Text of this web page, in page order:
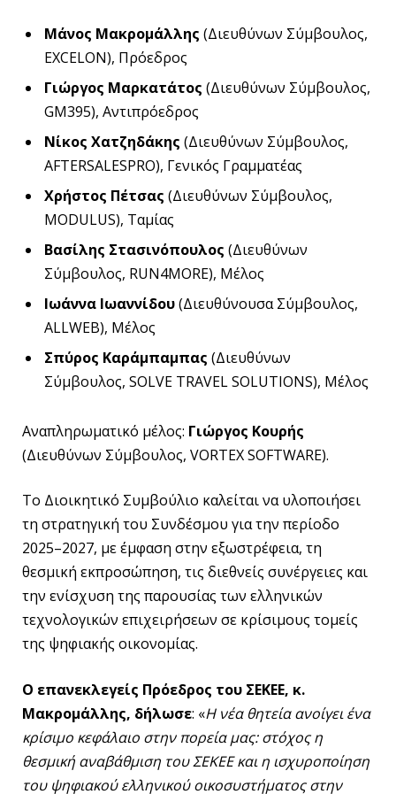
Μάνος Μακρομάλλης (Διευθύνων Σύμβουλος,
EXCELON), Πρόεδρος
Γιώργος Μαρκατάτος (Διευθύνων Σύμβουλος,
GM395), Αντιπρόεδρος
Νίκος Χατζηδάκης (Διευθύνων Σύμβουλος,
AFTERSALESPRO), Γενικός Γραμματέας
Χρήστος Πέτσας (Διευθύνων Σύμβουλος,
MODULUS), Ταμίας
Βασίλης Στασινόπουλος (Διευθύνων
Σύμβουλος, RUN4MORE), Μέλος
Ιωάννα Ιωαννίδου(Διευθύνουσα Σύμβουλος,
ALLWEB), Μέλος
Σπύρος Καράμπαμπας (Διευθύνων
Σύμβουλος, SOLVE TRAVEL SOLUTIONS), Μέλος
Αναπληρωματικό μέλος: Γιώργος Κουρής
(Διευθύνων Σύμβουλος, VORTEX SOFTWARE).
Το Διοικητικό Συμβούλιο καλείται να υλοποιήσει
τη στρατηγική του Συνδέσμου για την περίοδο
2025–2027, με έμφαση στην εξωστρέφεια, τη
θεσμική εκπροσώπηση, τις διεθνείς συνέργειες και
την ενίσχυση της παρουσίας των ελληνικών
τεχνολογικών επιχειρήσεων σε κρίσιμους τομείς
της ψηφιακής οικονομίας.
Ο επανεκλεγείς Πρόεδρος του ΣΕΚΕΕ, κ.
Μακρομάλλης, δήλωσε: «Η νέα θητεία ανοίγει ένα
κρίσιμο κεφάλαιο στην πορεία μας: στόχος η
θεσμική αναβάθμιση του ΣΕΚΕΕ και η ισχυροποίηση
του ψηφιακού ελληνικού οικοσυστήματος στην